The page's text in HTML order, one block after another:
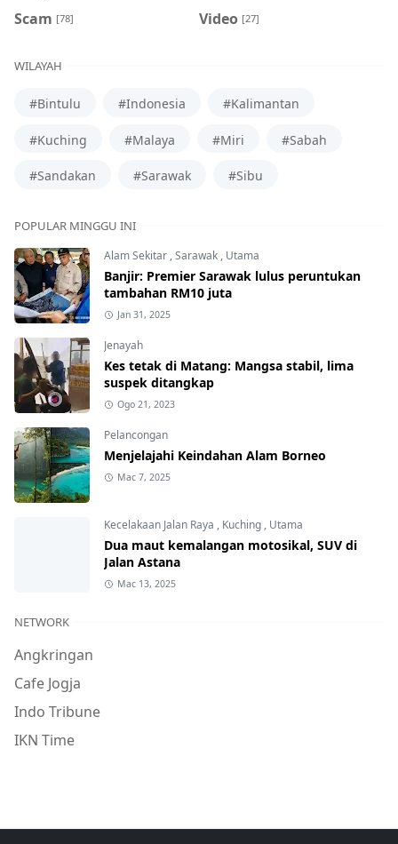
Scam [78] Video [27]
WILAYAH
#Bintulu #Indonesia #Kalimantan
#Kuching #Malaya #Miri #Sabah
#Sandakan #Sarawak #Sibu
POPULAR MINGGU INI
Alam Sekitar ,Sarawak , Utama
Banjir: Premier Sarawak lulus peruntukan
tambahan RM10 juta
Jan 31, 2025
Jenayah
Kes tetak di Matang: Mangsa stabil, lima
suspek ditangkap
Ogo 21, 2023
Pelancongan
Menjelajahi Keindahan Alam Borneo
Mac 7, 2025
Kecelakaan Jalan Raya , Kuching , Utama
Dua maut kemalangan motosikal, SUV di
Jalan Astana
Mac 13, 2025
NETWORK
Angkringan
Cafe Jogja
Indo Tribune
IKN Time